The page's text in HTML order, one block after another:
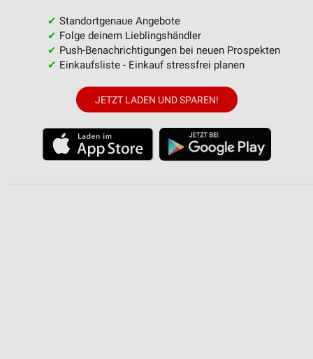
✔ Standortgenaue Angebote
✔ Folge deinem Lieblingshändler
✔ Push-Benachrichtigungen bei neuen Prospekten
✔ Einkaufsliste - Einkauf stressfrei planen
JETZT LADEN UND SPAREN!